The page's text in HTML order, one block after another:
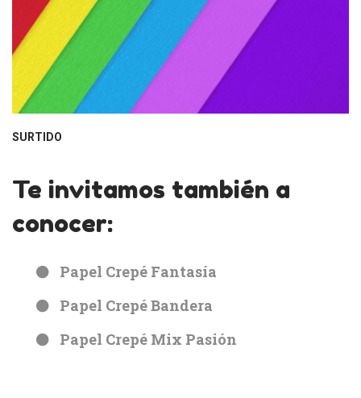
SURTIDO
Te invitamos también a
conocer:
Papel Crepé Fantasía
Papel Crepé Bandera
Papel Crepé Mix Pasión